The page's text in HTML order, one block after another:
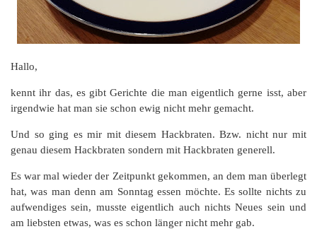
Hallo,
kennt ihr das, es gibt Gerichte die man eigentlich gerne isst, aber
irgendwie hat man sie schon ewig nicht mehr gemacht.
Und so ging es mir mit diesem Hackbraten. Bzw. nicht nur mit
genau diesem Hackbraten sondern mit Hackbraten generell.
Es war mal wieder der Zeitpunkt gekommen, an dem man überlegt
hat, was man denn am Sonntag essen möchte. Es sollte nichts zu
aufwendiges sein, musste eigentlich auch nichts Neues sein und
am liebsten etwas, was es schon länger nicht mehr gab.